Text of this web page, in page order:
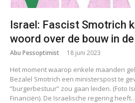
Israel: Fascist Smotrich
woord over de bouw in
Abu Pessoptimist 18 juni 2023
Het moment waarop enkele maanden
Bezalel Smotrich een ministerspost te
”burgerbestuur” zou gaan leiden. (Foto
Financiën). De Israelische regering